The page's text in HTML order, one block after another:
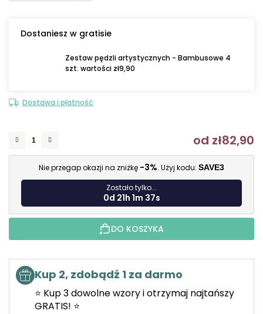
Dostaniesz w gratisie
Zestaw pędzli artystycznych - Bambusowe 4
szt. wartości zł9,90
Dostawa i płatność
od zł82,90
Nie przegap okazji na zniżkę -3%. Użyj kodu: SAVE3
Zostało tylko...
0d 21h 1m 36s
DO KOSZYKA
Kup 2, zdobądź 1 za darmo
⭐ Kup 3 dowolne wzory i otrzymaj najtańszy
GRATIS! ⭐